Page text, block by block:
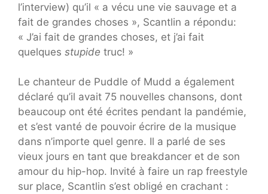
l’interview) qu’il « a vécu une vie sauvage et a
fait de grandes choses », Scantlin a répondu:
« J’ai fait de grandes choses, et j’ai fait
quelques stupide truc! »
Le chanteur de Puddle of Mudd a également
déclaré qu’il avait 75 nouvelles chansons, dont
beaucoup ont été écrites pendant la pandémie,
et s’est vanté de pouvoir écrire de la musique
dans n’importe quel genre. Il a parlé de ses
vieux jours en tant que breakdancer et de son
amour du hip-hop. Invité à faire un rap freestyle
sur place, Scantlin s’est obligé en crachant :